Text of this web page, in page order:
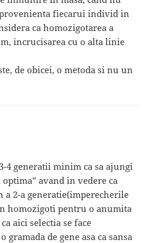
fiecarui individ in
ca homozigotarea a
incrucisarea cu o alta linie
de obicei, o metoda si nu un
4 generatii minim ca sa ajungi
avand in vedere ca
a 2-a generatie(imperecherile
homozigoti pentru o anumita
aici selectia se face
de gene asa ca sansa